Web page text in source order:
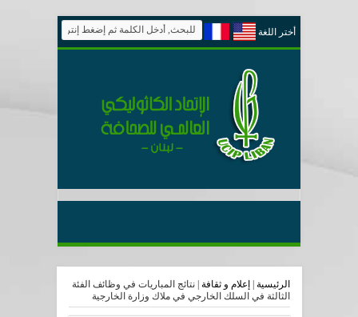
أختر اللغة
الرئيسية إعلام و ثقافة |نتائج المباريات في وظائف الفئة
الثالثة في السلك الخارجي في ملاك وزارة الخارجية